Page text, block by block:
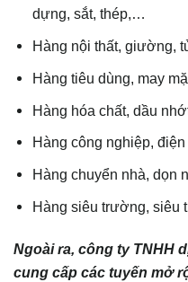
dựng, sắt, thép,…
Hàng nội thất, giường,
Hàng tiêu dùng, may
Hàng hóa chất, dầu
Hàng công nghiệp,
Hàng chuyển nhà, dọn
Hàng siêu trường, siêu
Ngoài ra, công ty TNHH
cung cấp các tuyến mở